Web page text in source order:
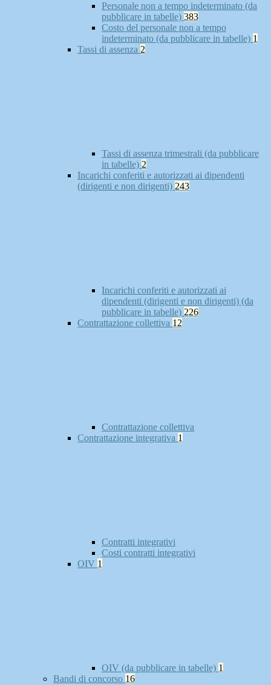
Personale non a tempo indeterminato (da
pubblicare in tabelle) 383
Costo del personale non a tempo
indeterminato (da pubblicare in tabelle) 1
Tassi di assenza 2
Tassi di assenza trimestrali (da pubblicare
in tabelle) 2
Incarichi conferiti e autorizzati ai dipendenti
(dirigenti e non dirigenti) 243
Incarichi conferiti e autorizzati ai
dipendenti (dirigenti e non dirigenti) (da
pubblicare in tabelle) 226
Contrattazione collettiva 12
Contrattazione collettiva
Contrattazione integrativa 1
Contratti integrativi
Costi contratti integrativi
OIV 1
OIV (da pubblicare in tabelle) 1
Bandi di concorso 16